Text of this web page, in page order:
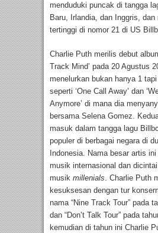
menduduki puncak di tangga
Baru, Irlandia, dan Inggris,
tertinggi di nomor 21 di US
Charlie Puth merilis debut
Track Mind’ pada 20 Agustus
menelurkan bukan hanya 1
seperti ‘One Call Away’ dan
Anymore’ di mana dia
bersama Selena Gomez.
masuk dalam tangga lagu
populer di berbagai negara di
Indonesia. Nama besar artis
musik internasional dan
musik millenials. Charlie Puth
kesuksesan dengan tur
nama “Nine Track Tour” pada
dan “Don’t Talk Tour” pada
kemudian di tahun ini Charlie